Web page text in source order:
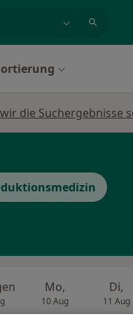
die Suchergebnisse
Mo,
10 Aug
Di,
11 Aug